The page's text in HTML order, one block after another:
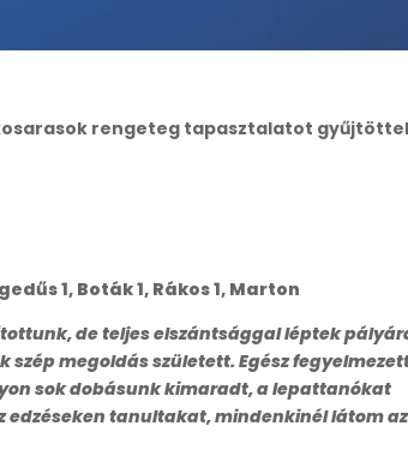
rengeteg tapasztalatot
1, Boták 1, Rákos 1, Marton
de teljes elszántsággal léptek
megoldás született. Egész
sok dobásunk kimaradt, a lepattanókat
tanultakat, mindenkinél látom az